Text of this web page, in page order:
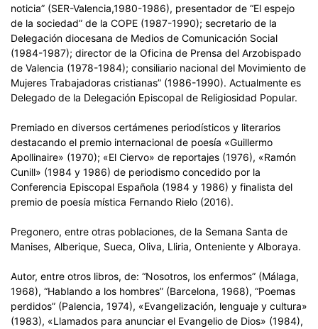
noticia” (SER-Valencia,1980-1986), presentador de “El espejo
de la sociedad” de la COPE (1987-1990); secretario de la
Delegación diocesana de Medios de Comunicación Social
(1984-1987); director de la Oficina de Prensa del Arzobispado
de Valencia (1978-1984); consiliario nacional del Movimiento de
Mujeres Trabajadoras cristianas” (1986-1990). Actualmente es
Delegado de la Delegación Episcopal de Religiosidad Popular.
Premiado en diversos certámenes periodísticos y literarios
destacando el premio internacional de poesía «Guillermo
Apollinaire» (1970); «El Ciervo» de reportajes (1976), «Ramón
Cunill» (1984 y 1986) de periodismo concedido por la
Conferencia Episcopal Española (1984 y 1986) y finalista del
premio de poesía mística Fernando Rielo (2016).
Pregonero, entre otras poblaciones, de la Semana Santa de
Manises, Alberique, Sueca, Oliva, Lliria, Onteniente y Alboraya.
Autor, entre otros libros, de: “Nosotros, los enfermos” (Málaga,
1968), “Hablando a los hombres” (Barcelona, 1968), “Poemas
perdidos” (Palencia, 1974), «Evangelización, lenguaje y cultura»
(1983), «Llamados para anunciar el Evangelio de Dios» (1984),